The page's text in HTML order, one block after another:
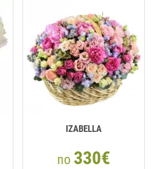
IZABELLA
no 330€